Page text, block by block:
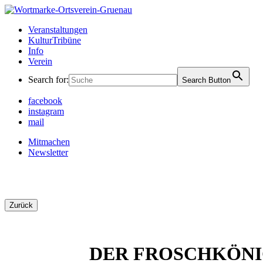
Skip
content
Ortsverein Grünau
Veranstaltungen und Angebote in Ihrem Bezirk
Veranstaltungen
KulturTribüne
Info
Verein
Search for:
Search Button
facebook
instagram
mail
Mitmachen
Newsletter
Zurück
DER